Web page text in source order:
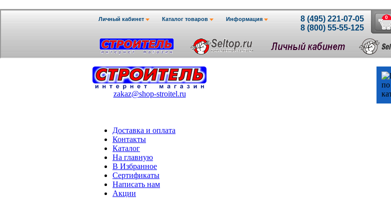
zakaz@shop-stroitel.ru
Доставка и оплата
Контакты
Каталог
На главную
В Избранное
Сертификаты
Написать нам
Акции